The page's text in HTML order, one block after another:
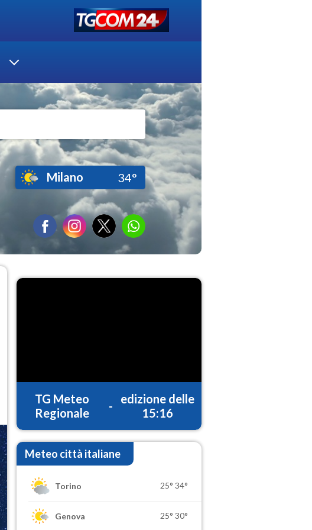
Milano 34°
TG Meteo
Regionale
-
edizione delle
15:16
Meteo città italiane
Torino 25° 34°
Genova 25° 30°